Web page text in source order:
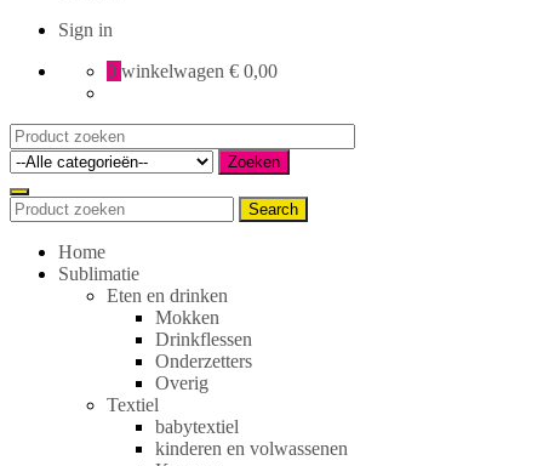
Sign in
0 winkelwagen € 0,00
Search
for:
Zoeken
Search
for:
Search
Home
Sublimatie
Eten en drinken
Mokken
Drinkflessen
Onderzetters
Overig
Textiel
babytextiel
kinderen en volwassenen